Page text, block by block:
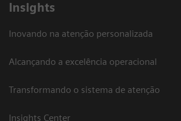
Insights
Inovando na atenção personalizada
Alcançando a excelência operacional
Transformando o sistema de atenção
Insights Center